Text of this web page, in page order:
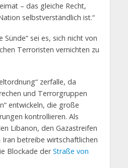
– das gleiche Recht,
selbstverständlich ist.“
Sünde“ sei es, sich nicht von
Terroristen vernichten zu
zerfalle, da
und Terrorgruppen
entwickeln, die große
kontrollieren. Als
Libanon, den Gazastreifen
Iran betreibe wirtschaftlichen
Blockade derStraße von